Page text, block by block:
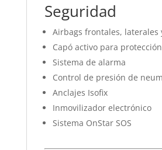
Seguridad
Airbags frontales, laterales
Capó activo para
Sistema de alarma
Control de presión de
Anclajes Isofix
Inmovilizador electrónico
Sistema OnStar SOS